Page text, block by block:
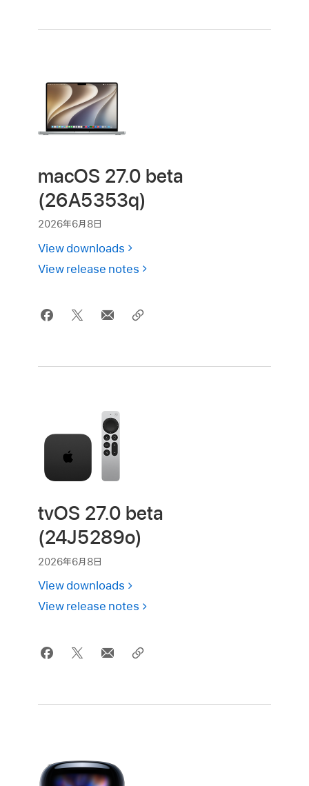
macOS 27.0 beta
(26A5353q)
2026年6月8日
View downloads
View release notes
tvOS 27.0 beta
(24J5289o)
2026年6月8日
View downloads
View release notes